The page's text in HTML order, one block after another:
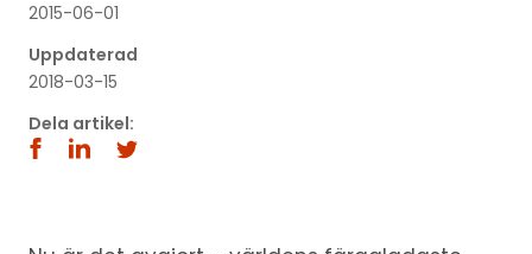
2015-06-01
Uppdaterad
2018-03-15
Dela artikel: